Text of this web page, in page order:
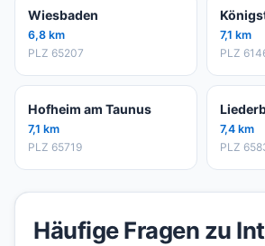
Wiesbaden
6,8 km
PLZ 65207
7,1 km
PLZ
Hofheim am Taunus
7,1 km
PLZ 65719
7,4 km
PLZ
Häufige Fragen zu